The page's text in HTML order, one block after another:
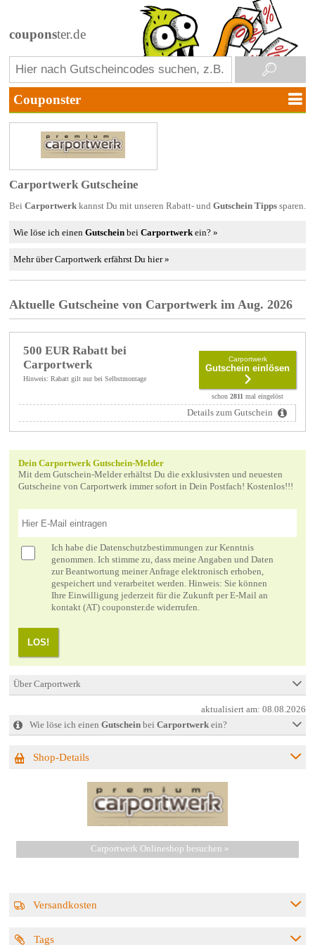
couponster.de
Carportwerk Gutscheine
Bei Carportwerkkannst Du mit unseren Rabatt- und Gutschein Tippssparen.
Wie löse ich einenGutschein beiCarportwerk ein? »
Mehr über Carportwerk erfährst Du hier »
Aktuelle Gutscheine von Carportwerk im Aug. 2026
500 EUR Rabatt bei
Carportwerk
Hinweis: Rabatt gilt nur bei Selbstmontage
Carportwerk
Gutschein einlösen
schon2811 mal eingelöst
Details zum Gutschein
Dein Carportwerk Gutschein-Melder
Mit dem Gutschein-Melder erhältst Du die exklusivsten und neuesten
Gutscheine von Carportwerk immer sofort in Dein Postfach! Kostenlos!!!
Ich habe die Datenschutzbestimmungen zur Kenntnis
genommen. Ich stimme zu, dass meine Angaben und Daten
zur Beantwortung meiner Anfrage elektronisch erhoben,
gespeichert und verarbeitet werden. Hinweis: Sie können
Ihre Einwilligung jederzeit für die Zukunft per E-Mail an
kontakt (AT) couponster.de widerrufen.
LOS!
Über Carportwerk
aktualisiert am:08.08.2026
Wie löse ich einen Gutscheinbei Carportwerkein?
Shop-Details
Carportwerk Onlineshop besuchen »
Versandkosten
Tags